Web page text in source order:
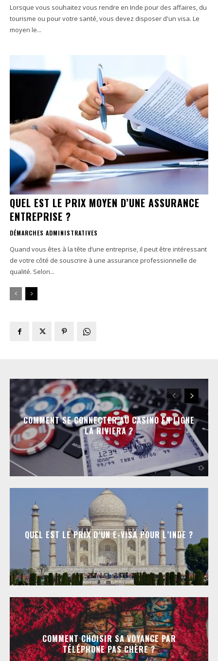
Lorsque vous souhaitez vous rendre en Inde pour des affaires, du
tourisme ou pour votre santé, vous devez disposer d'un visa. Le
moyen le...
QUEL EST LE PRIX MOYEN D’UNE ASSURANCE
ENTREPRISE ?
DÉMARCHES ADMINISTRATIVES
Quand vous êtes à la tête d’une entreprise, il peut être intéressant
de votre côté de souscrire à une assurance professionnelle de
qualité. Selon...
COMMENT SE CONNECTER AU CASINO EN LIGNE
LA RIVIERA ?
QUEL EST LE PRIX D’UN E-VISA POUR L’INDE ?
COMMENT CHOISIR SA VOYANCE PAR
TÉLÉPHONE PAS CHÈRE ?